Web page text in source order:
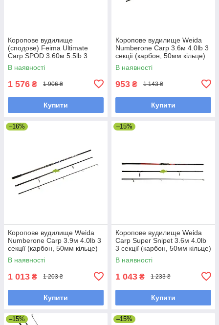
Коропове вудилище
(сподове) Feima Ultimate
Carp SPOD 3.60м 5.5lb 3
секції (50мм кільце) (8260)
В наявності
1 576 ₴ 1 906 ₴
Купити
Коропове вудилище Weida
Numberone Carp 3.6м 4.0lb 3
секції (карбон, 50мм кільце)
(G-459-360)
В наявності
953 ₴ 1 143 ₴
Купити
–16%
Коропове вудилище Weida
Numberone Carp 3.9м 4.0lb 3
секції (карбон, 50мм кільце)
(G-459-390)
В наявності
1 013 ₴ 1 203 ₴
Купити
–15%
Коропове вудилище Weida
Carp Super Snipet 3.6м 4.0lb
3 секції (карбон, 50мм кільце)
(Z-412-360)
В наявності
1 043 ₴ 1 233 ₴
Купити
–15% –15%